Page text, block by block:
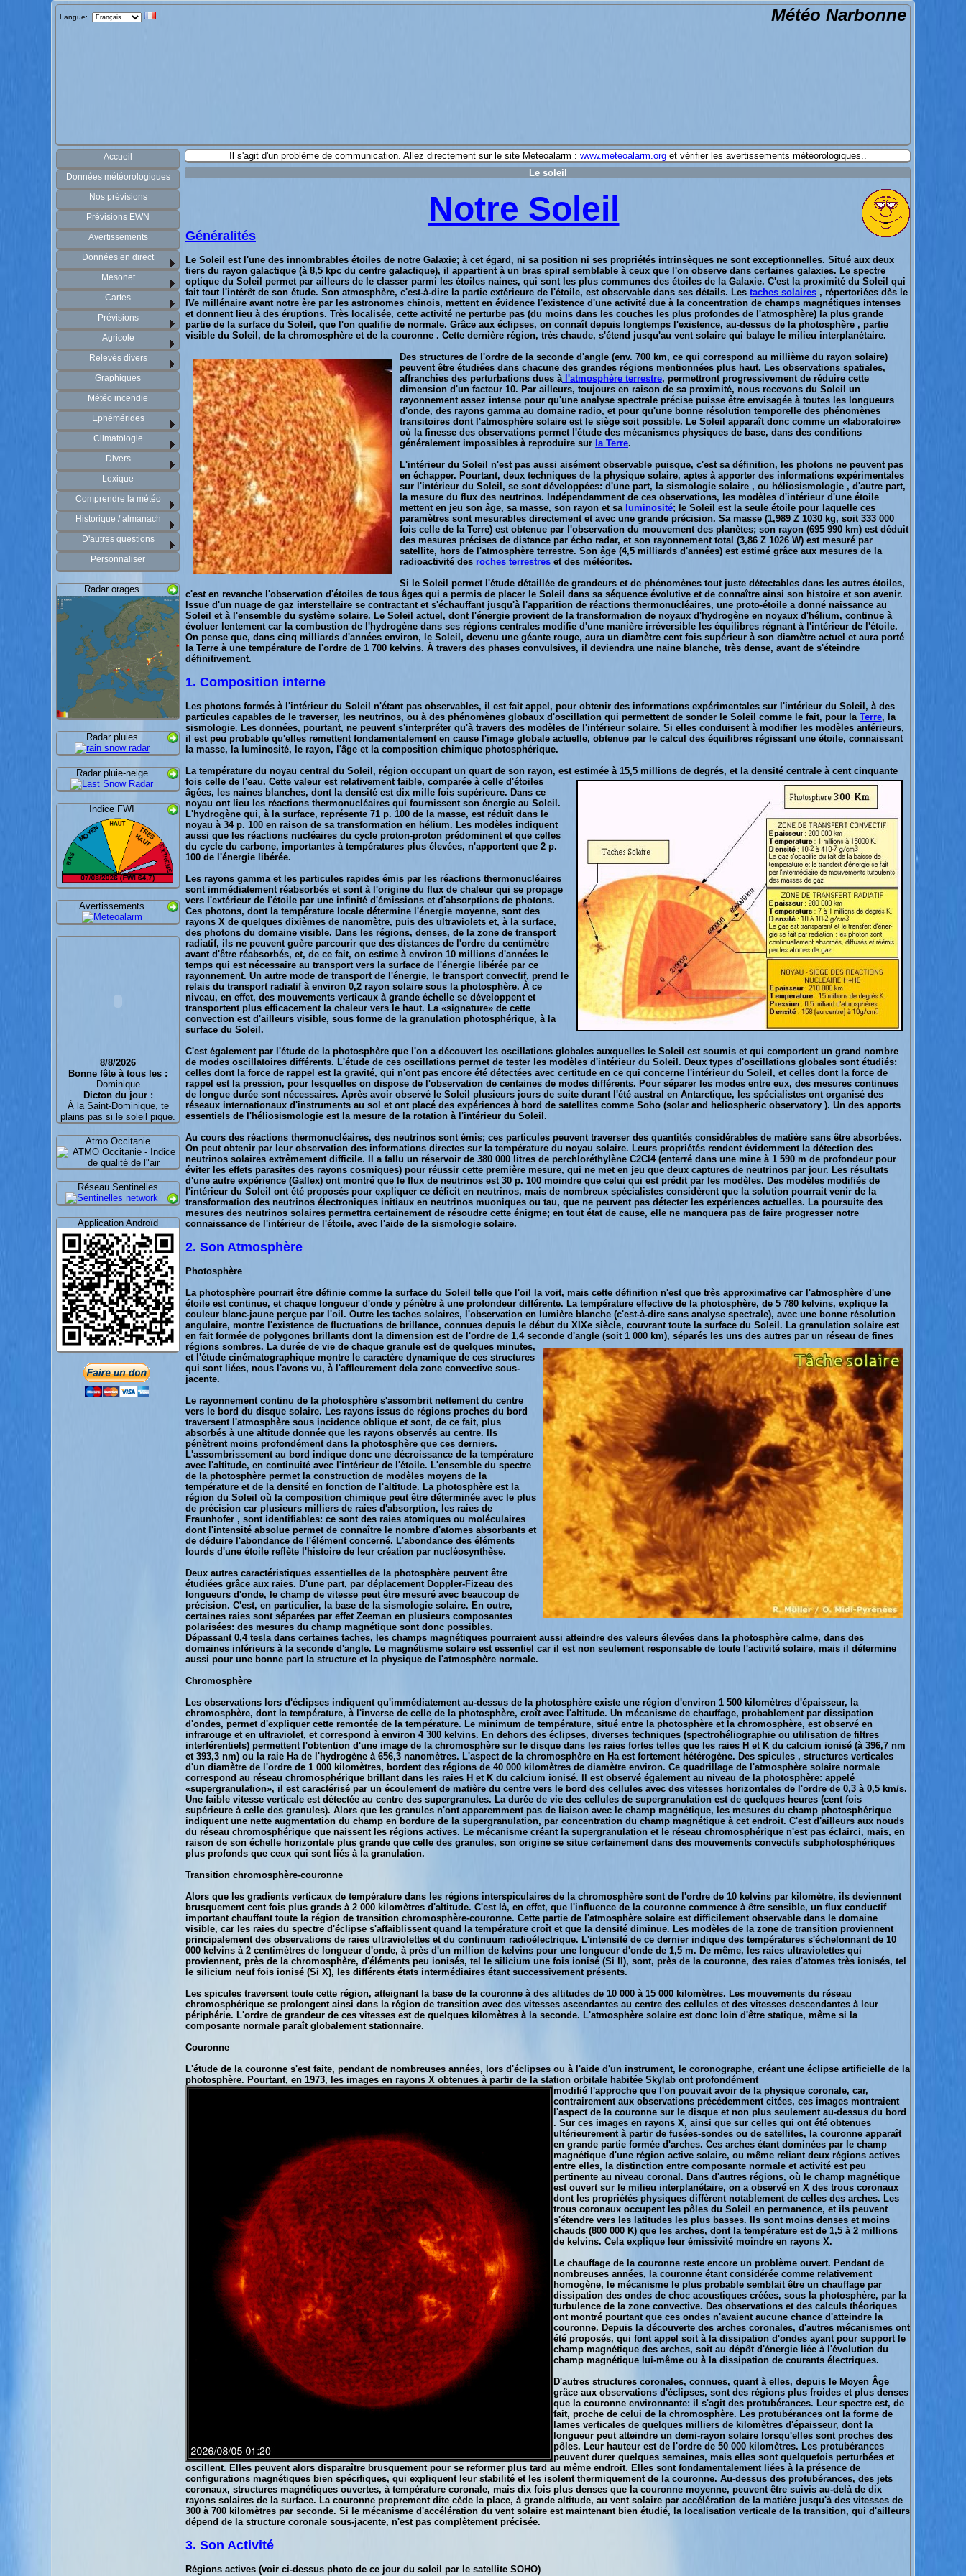
Langue: Météo Narbonne
Accueil
Données météorologiques
Nos prévisions
Prévisions EWN
Avertissements
Données en direct
Mesonet
Cartes
Prévisions
Agricole
Relevés divers
Graphiques
Météo incendie
Ephémérides
Climatologie
Divers
Lexique
Comprendre la météo
Historique / almanach
D'autres questions
Personnaliser
Radar orages
Radar pluies
Radar pluie-neige
Indice FWI
Avertissements
8/8/2026
Bonne fête à tous les :
Dominique
Dicton du jour :
À la Saint-Dominique, te
plains pas si le soleil pique.
Atmo Occitanie
Réseau Sentinelles
Application Androïd
Il s'agit d'un problème de communication. Allez directement sur le site Meteoalarm : www.meteoalarm.orget vérifier les avertissements météorologiques..
Le soleil
Notre Soleil
Généralités
Le Soleil est l'une des innombrables étoiles de notre Galaxie; à cet égard, ni sa position ni ses propriétés intrinsèques ne sont exceptionnelles. Situé aux deux
tiers du rayon galactique (à 8,5 kpc du centre galactique), il appartient à un bras spiral semblable à ceux que l'on observe dans certaines galaxies. Le spectre
optique du Soleil permet par ailleurs de le classer parmi les étoiles naines, qui sont les plus communes des étoiles de la Galaxie. C'est la proximité du Soleil qui
fait tout l'intérêt de son étude. Son atmosphère, c'est-à-dire la partie extérieure de l'étoile, est observable dans ses détails. Les taches solaires , répertoriées dès le
IVe millénaire avant notre ère par les astronomes chinois, mettent en évidence l'existence d'une activité due à la concentration de champs magnétiques intenses
et donnent lieu à des éruptions. Très localisée, cette activité ne perturbe pas (du moins dans les couches les plus profondes de l'atmosphère) la plus grande
partie de la surface du Soleil, que l'on qualifie de normale. Grâce aux éclipses, on connaît depuis longtemps l'existence, au-dessus de la photosphère , partie
visible du Soleil, de la chromosphère et de la couronne . Cette dernière région, très chaude, s'étend jusqu'au vent solaire qui balaye le milieu interplanétaire.
Des structures de l'ordre de la seconde d'angle (env. 700 km, ce qui correspond au millième du rayon solaire)
peuvent être étudiées dans chacune des grandes régions mentionnées plus haut. Les observations spatiales,
affranchies des perturbations dues àl'atmosphère terrestre, permettront progressivement de réduire cette
dimension d'un facteur 10. Par ailleurs, toujours en raison de sa proximité, nous recevons du Soleil un
rayonnement assez intense pour qu'une analyse spectrale précise puisse être envisagée à toutes les longueurs
d'onde, des rayons gamma au domaine radio, et pour qu'une bonne résolution temporelle des phénomènes
transitoires dont l'atmosphère solaire est le siège soit possible. Le Soleil apparaît donc comme un «laboratoire»
où la finesse des observations permet l'étude des mécanismes physiques de base, dans des conditions
généralement impossibles à reproduire sur la Terre.
L'intérieur du Soleil n'est pas aussi aisément observable puisque, c'est sa définition, les photons ne peuvent pas
en échapper. Pourtant, deux techniques de la physique solaire, aptes à apporter des informations expérimentales
sur l'intérieur du Soleil, se sont développées: d'une part, la sismologie solaire , ou héliosismologie , d'autre part,
la mesure du flux des neutrinos. Indépendamment de ces observations, les modèles d'intérieur d'une étoile
mettent en jeu son âge, sa masse, son rayon et sa luminosité; le Soleil est la seule étoile pour laquelle ces
paramètres sont mesurables directement et avec une grande précision. Sa masse (1,989 Z 1030 kg, soit 333 000
fois celle de la Terre) est obtenue par l'observation du mouvement des planètes; son rayon (695 990 km) est déduit
des mesures précises de distance par écho radar, et son rayonnement total (3,86 Z 1026 W) est mesuré par
satellite, hors de l'atmosphère terrestre. Son âge (4,5 milliards d'années) est estimé grâce aux mesures de la
radioactivité des roches terrestres et des météorites.
Si le Soleil permet l'étude détaillée de grandeurs et de phénomènes tout juste détectables dans les autres étoiles,
c'est en revanche l'observation d'étoiles de tous âges qui a permis de placer le Soleil dans sa séquence évolutive et de connaître ainsi son histoire et son avenir.
Issue d'un nuage de gaz interstellaire se contractant et s'échauffant jusqu'à l'apparition de réactions thermonucléaires, une proto-étoile a donné naissance au
Soleil et à l'ensemble du système solaire. Le Soleil actuel, dont l'énergie provient de la transformation de noyaux d'hydrogène en noyaux d'hélium, continue à
évoluer lentement car la combustion de l'hydrogène dans ses régions centrales modifie d'une manière irréversible les équilibres régnant à l'intérieur de l'étoile.
On pense que, dans cinq milliards d'années environ, le Soleil, devenu une géante rouge, aura un diamètre cent fois supérieur à son diamètre actuel et aura porté
la Terre à une température de l'ordre de 1 700 kelvins. À travers des phases convulsives, il deviendra une naine blanche, très dense, avant de s'éteindre
définitivement.
1. Composition interne
Les photons formés à l'intérieur du Soleil n'étant pas observables, il est fait appel, pour obtenir des informations expérimentales sur l'intérieur du Soleil, à des
particules capables de le traverser, les neutrinos, ou à des phénomènes globaux d'oscillation qui permettent de sonder le Soleil comme le fait, pour la Terre, la
sismologie. Les données, pourtant, ne peuvent s'interpréter qu'à travers des modèles de l'intérieur solaire. Si elles conduisent à modifier les modèles antérieurs,
il est peu probable qu'elles remettent fondamentalement en cause l'image globale actuelle, obtenue par le calcul des équilibres régissant une étoile, connaissant
la masse, la luminosité, le rayon, l'âge et la composition chimique photosphérique.
La température du noyau central du Soleil, région occupant un quart de son rayon, est estimée à 15,5 millions de degrés, et la densité centrale à cent cinquante
fois celle de l'eau. Cette valeur est relativement faible, comparée à celle d'étoiles
âgées, les naines blanches, dont la densité est dix mille fois supérieure. Dans ce
noyau ont lieu les réactions thermonucléaires qui fournissent son énergie au Soleil.
L'hydrogène qui, à la surface, représente 71 p. 100 de la masse, est réduit dans le
noyau à 34 p. 100 en raison de sa transformation en hélium. Les modèles indiquent
aussi que les réactions nucléaires du cycle proton-proton prédominent et que celles
du cycle du carbone, importantes à températures plus élevées, n'apportent que 2 p.
100 de l'énergie libérée.
Les rayons gamma et les particules rapides émis par les réactions thermonucléaires
sont immédiatement réabsorbés et sont à l'origine du flux de chaleur qui se propage
vers l'extérieur de l'étoile par une infinité d'émissions et d'absorptions de photons.
Ces photons, dont la température locale détermine l'énergie moyenne, sont des
rayons X de quelques dixièmes de nanomètre, puis des ultraviolets et, à la surface,
des photons du domaine visible. Dans les régions, denses, de la zone de transport
radiatif, ils ne peuvent guère parcourir que des distances de l'ordre du centimètre
avant d'être réabsorbés, et, de ce fait, on estime à environ 10 millions d'années le
temps qui est nécessaire au transport vers la surface de l'énergie libérée par ce
rayonnement. Un autre mode de transport de l'énergie, le transport convectif, prend le
relais du transport radiatif à environ 0,2 rayon solaire sous la photosphère. À ce
niveau, en effet, des mouvements verticaux à grande échelle se développent et
transportent plus efficacement la chaleur vers le haut. La «signature» de cette
convection est d'ailleurs visible, sous forme de la granulation photosphérique, à la
surface du Soleil.
C'est également par l'étude de la photosphère que l'on a découvert les oscillations globales auxquelles le Soleil est soumis et qui comportent un grand nombre
de modes oscillatoires différents. L'étude de ces oscillations permet de tester les modèles d'intérieur du Soleil. Deux types d'oscillations globales sont étudiés:
celles dont la force de rappel est la gravité, qui n'ont pas encore été détectées avec certitude en ce qui concerne l'intérieur du Soleil, et celles dont la force de
rappel est la pression, pour lesquelles on dispose de l'observation de centaines de modes différents. Pour séparer les modes entre eux, des mesures continues
de longue durée sont nécessaires. Après avoir observé le Soleil plusieurs jours de suite durant l'été austral en Antarctique, les spécialistes ont organisé des
réseaux internationaux d'instruments au sol et ont placé des expériences à bord de satellites comme Soho (solar and heliospheric observatory ). Un des apports
essentiels de l'héliosismologie est la mesure de la rotation à l'intérieur du Soleil.
Au cours des réactions thermonucléaires, des neutrinos sont émis; ces particules peuvent traverser des quantités considérables de matière sans être absorbées.
On peut obtenir par leur observation des informations directes sur la température du noyau solaire. Leurs propriétés rendent évidemment la détection des
neutrinos solaires extrêmement difficile. Il a fallu un réservoir de 380 000 litres de perchloréthylène C2Cl4 (enterré dans une mine à 1 590 m de profondeur pour
éviter les effets parasites des rayons cosmiques) pour réussir cette première mesure, qui ne met en jeu que deux captures de neutrinos par jour. Les résultats
d'une autre expérience (Gallex) ont montré que le flux de neutrinos est 30 p. 100 moindre que celui qui est prédit par les modèles. Des modèles modifiés de
l'intérieur du Soleil ont été proposés pour expliquer ce déficit en neutrinos, mais de nombreux spécialistes considèrent que la solution pourrait venir de la
transformation des neutrinos électroniques initiaux en neutrinos muoniques ou tau, que ne peuvent pas détecter les expériences actuelles. La poursuite des
mesures des neutrinos solaires permettra certainement de résoudre cette énigme; en tout état de cause, elle ne manquera pas de faire progresser notre
connaissance de l'intérieur de l'étoile, avec l'aide de la sismologie solaire.
2. Son Atmosphère
Photosphère
La photosphère pourrait être définie comme la surface du Soleil telle que l'oil la voit, mais cette définition n'est que très approximative car l'atmosphère d'une
étoile est continue, et chaque longueur d'onde y pénètre à une profondeur différente. La température effective de la photosphère, de 5 780 kelvins, explique la
couleur blanc-jaune perçue par l'oil. Outre les taches solaires, l'observation en lumière blanche (c'est-à-dire sans analyse spectrale), avec une bonne résolution
angulaire, montre l'existence de fluctuations de brillance, connues depuis le début du XIXe siècle, couvrant toute la surface du Soleil. La granulation solaire est
en fait formée de polygones brillants dont la dimension est de l'ordre de 1,4 seconde d'angle (soit 1 000 km), séparés les uns des autres par un réseau de fines
régions sombres. La durée de vie de chaque granule est de quelques minutes,
et l'étude cinématographique montre le caractère dynamique de ces structures
qui sont liées, nous l'avons vu, à l'affleurement dela zone convective sous-
jacente.
Le rayonnement continu de la photosphère s'assombrit nettement du centre
vers le bord du disque solaire. Les rayons issus de régions proches du bord
traversent l'atmosphère sous incidence oblique et sont, de ce fait, plus
absorbés à une altitude donnée que les rayons observés au centre. Ils
pénètrent moins profondément dans la photosphère que ces derniers.
L'assombrissement au bord indique donc une décroissance de la température
avec l'altitude, en continuité avec l'intérieur de l'étoile. L'ensemble du spectre
de la photosphère permet la construction de modèles moyens de la
température et de la densité en fonction de l'altitude. La photosphère est la
région du Soleil où la composition chimique peut être déterminée avec le plus
de précision car plusieurs milliers de raies d'absorption, les raies de
Fraunhofer , sont identifiables: ce sont des raies atomiques ou moléculaires
dont l'intensité absolue permet de connaître le nombre d'atomes absorbants et
de déduire l'abondance de l'élément concerné. L'abondance des éléments
lourds d'une étoile reflète l'histoire de leur création par nucléosynthèse.
Deux autres caractéristiques essentielles de la photosphère peuvent être
étudiées grâce aux raies. D'une part, par déplacement Doppler-Fizeau des
longueurs d'onde, le champ de vitesse peut être mesuré avec beaucoup de
précision. C'est, en particulier, la base de la sismologie solaire. En outre,
certaines raies sont séparées par effet Zeeman en plusieurs composantes
polarisées: des mesures du champ magnétique sont donc possibles.
Dépassant 0,4 tesla dans certaines taches, les champs magnétiques pourraient aussi atteindre des valeurs élevées dans la photosphère calme, dans des
domaines inférieurs à la seconde d'angle. Le magnétisme solaire est essentiel car il est non seulement responsable de toute l'activité solaire, mais il détermine
aussi pour une bonne part la structure et la physique de l'atmosphère normale.
Chromosphère
Les observations lors d'éclipses indiquent qu'immédiatement au-dessus de la photosphère existe une région d'environ 1 500 kilomètres d'épaisseur, la
chromosphère, dont la température, à l'inverse de celle de la photosphère, croît avec l'altitude. Un mécanisme de chauffage, probablement par dissipation
d'ondes, permet d'expliquer cette remontée de la température. Le minimum de température, situé entre la photosphère et la chromosphère, est observé en
infrarouge et en ultraviolet, et correspond à environ 4 300 kelvins. En dehors des éclipses, diverses techniques (spectrohéliographie ou utilisation de filtres
interférentiels) permettent l'obtention d'une image de la chromosphère sur le disque dans les raies fortes telles que les raies H et K du calcium ionisé (à 396,7 nm
et 393,3 nm) ou la raie Ha de l'hydrogène à 656,3 nanomètres. L'aspect de la chromosphère en Ha est fortement hétérogène. Des spicules , structures verticales
d'un diamètre de l'ordre de 1 000 kilomètres, bordent des régions de 40 000 kilomètres de diamètre environ. Ce quadrillage de l'atmosphère solaire normale
correspond au réseau chromosphérique brillant dans les raies H et K du calcium ionisé. Il est observé également au niveau de la photosphère: appelé
«supergranulation», il est caractérisé par un écoulement de matière du centre vers le bord des cellules avec des vitesses horizontales de l'ordre de 0,3 à 0,5 km/s.
Une faible vitesse verticale est détectée au centre des supergranules. La durée de vie des cellules de supergranulation est de quelques heures (cent fois
supérieure à celle des granules). Alors que les granules n'ont apparemment pas de liaison avec le champ magnétique, les mesures du champ photosphérique
indiquent une nette augmentation du champ en bordure de la supergranulation, par concentration du champ magnétique à cet endroit. C'est d'ailleurs aux nouds
du réseau chromosphérique que naissent les régions actives. Le mécanisme créant la supergranulation et le réseau chromosphérique n'est pas éclairci, mais, en
raison de son échelle horizontale plus grande que celle des granules, son origine se situe certainement dans des mouvements convectifs subphotosphériques
plus profonds que ceux qui sont liés à la granulation.
Transition chromosphère-couronne
Alors que les gradients verticaux de température dans les régions interspiculaires de la chromosphère sont de l'ordre de 10 kelvins par kilomètre, ils deviennent
brusquement cent fois plus grands à 2 000 kilomètres d'altitude. C'est là, en effet, que l'influence de la couronne commence à être sensible, un flux conductif
important chauffant toute la région de transition chromosphère-couronne. Cette partie de l'atmosphère solaire est difficilement observable dans le domaine
visible, car les raies du spectre d'éclipse s'affaiblissent quand la température croît et que la densité diminue. Les modèles de la zone de transition proviennent
principalement des observations de raies ultraviolettes et du continuum radioélectrique. L'intensité de ce dernier indique des températures s'échelonnant de 10
000 kelvins à 2 centimètres de longueur d'onde, à près d'un million de kelvins pour une longueur d'onde de 1,5 m. De même, les raies ultraviolettes qui
proviennent, près de la chromosphère, d'éléments peu ionisés, tel le silicium une fois ionisé (Si II), sont, près de la couronne, des raies d'atomes très ionisés, tel
le silicium neuf fois ionisé (Si X), les différents états intermédiaires étant successivement présents.
Les spicules traversent toute cette région, atteignant la base de la couronne à des altitudes de 10 000 à 15 000 kilomètres. Les mouvements du réseau
chromosphérique se prolongent ainsi dans la région de transition avec des vitesses ascendantes au centre des cellules et des vitesses descendantes à leur
périphérie. L'ordre de grandeur de ces vitesses est de quelques kilomètres à la seconde. L'atmosphère solaire est donc loin d'être statique, même si la
composante normale paraît globalement stationnaire.
Couronne
L'étude de la couronne s'est faite, pendant de nombreuses années, lors d'éclipses ou à l'aide d'un instrument, le coronographe, créant une éclipse artificielle de la
photosphère. Pourtant, en 1973, les images en rayons X obtenues à partir de la station orbitale habitée Skylab ont profondément
modifié l'approche que l'on pouvait avoir de la physique coronale, car,
contrairement aux observations précédemment citées, ces images montraient
l'aspect de la couronne sur le disque et non plus seulement au-dessus du bord
. Sur ces images en rayons X, ainsi que sur celles qui ont été obtenues
ultérieurement à partir de fusées-sondes ou de satellites, la couronne apparaît
en grande partie formée d'arches. Ces arches étant dominées par le champ
magnétique d'une région active solaire, ou même reliant deux régions actives
entre elles, la distinction entre composante normale et activité est peu
pertinente au niveau coronal. Dans d'autres régions, où le champ magnétique
est ouvert sur le milieu interplanétaire, on a observé en X des trous coronaux
dont les propriétés physiques diffèrent notablement de celles des arches. Les
trous coronaux occupent les pôles du Soleil en permanence, et ils peuvent
s'étendre vers les latitudes les plus basses. Ils sont moins denses et moins
chauds (800 000 K) que les arches, dont la température est de 1,5 à 2 millions
de kelvins. Cela explique leur émissivité moindre en rayons X.
Le chauffage de la couronne reste encore un problème ouvert. Pendant de
nombreuses années, la couronne étant considérée comme relativement
homogène, le mécanisme le plus probable semblait être un chauffage par
dissipation des ondes de choc acoustiques créées, sous la photosphère, par la
turbulence de la zone convective. Des observations et des calculs théoriques
ont montré pourtant que ces ondes n'avaient aucune chance d'atteindre la
couronne. Depuis la découverte des arches coronales, d'autres mécanismes ont
été proposés, qui font appel soit à la dissipation d'ondes ayant pour support le
champ magnétique des arches, soit au dépôt d'énergie liée à l'évolution du
champ magnétique lui-même ou à la dissipation de courants électriques.
D'autres structures coronales, connues, quant à elles, depuis le Moyen Âge
grâce aux observations d'éclipses, sont des régions plus froides et plus denses
que la couronne environnante: il s'agit des protubérances. Leur spectre est, de
fait, proche de celui de la chromosphère. Les protubérances ont la forme de
lames verticales de quelques milliers de kilomètres d'épaisseur, dont la
longueur peut atteindre un demi-rayon solaire lorsqu'elles sont proches des
pôles. Leur hauteur est de l'ordre de 50 000 kilomètres. Les protubérances
peuvent durer quelques semaines, mais elles sont quelquefois perturbées et
oscillent. Elles peuvent alors disparaître brusquement pour se reformer plus tard au même endroit. Elles sont fondamentalement liées à la présence de
configurations magnétiques bien spécifiques, qui expliquent leur stabilité et les isolent thermiquement de la couronne. Au-dessus des protubérances, des jets
coronaux, structures magnétiques ouvertes, à température coronale, mais dix fois plus denses que la couronne moyenne, peuvent être suivis au-delà de dix
rayons solaires de la surface. La couronne proprement dite cède la place, à grande altitude, au vent solaire par accélération de la matière jusqu'à des vitesses de
300 à 700 kilomètres par seconde. Si le mécanisme d'accélération du vent solaire est maintenant bien étudié, la localisation verticale de la transition, qui d'ailleurs
dépend de la structure coronale sous-jacente, n'est pas complètement précisée.
3. Son Activité
Régions actives (voir ci-dessus photo de ce jour du soleil par le satellite SOHO)